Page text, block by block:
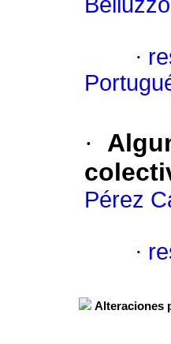
·
·
Pérez
·
Alteraciones